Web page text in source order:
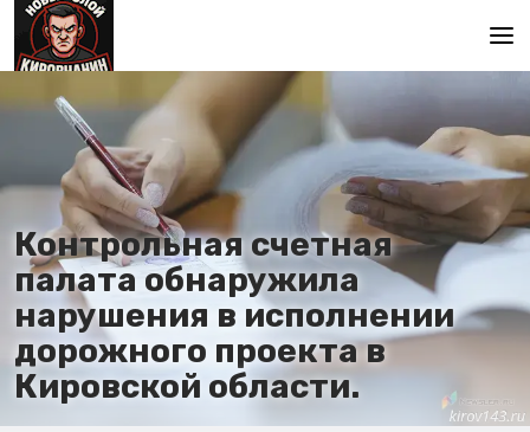
Главная
Контрольная счетная
палата обнаружила
нарушения в исполнении
дорожного проекта в
Кировской области.